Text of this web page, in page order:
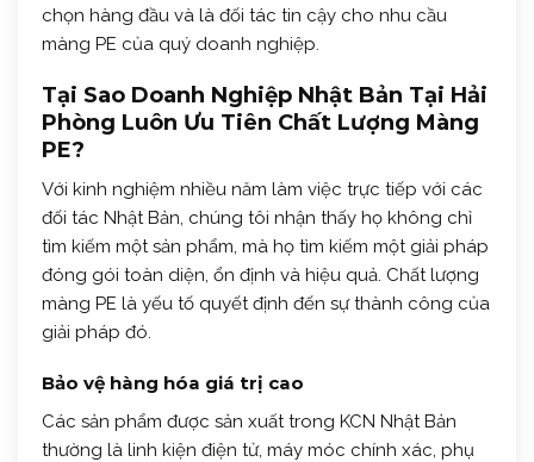
chọn hàng đầu và là đối tác tin cậy cho nhu cầu
màng PE của quý doanh nghiệp.
Tại Sao Doanh Nghiệp Nhật Bản Tại Hải
Phòng Luôn Ưu Tiên Chất Lượng Màng
PE?
Với kinh nghiệm nhiều năm làm việc trực tiếp với các
đối tác Nhật Bản, chúng tôi nhận thấy họ không chỉ
tìm kiếm một sản phẩm, mà họ tìm kiếm một giải pháp
đóng gói toàn diện, ổn định và hiệu quả. Chất lượng
màng PE là yếu tố quyết định đến sự thành công của
giải pháp đó.
Bảo vệ hàng hóa giá trị cao
Các sản phẩm được sản xuất trong KCN Nhật Bản
thường là linh kiện điện tử, máy móc chính xác, phụ